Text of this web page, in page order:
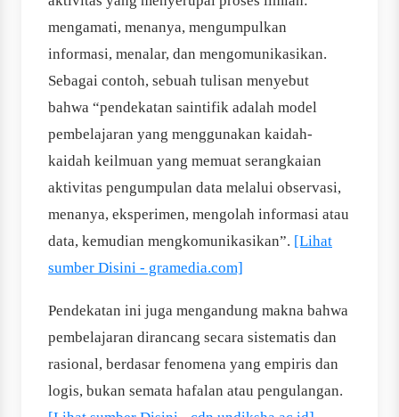
mengamati, menanya, mengumpulkan
informasi, menalar, dan mengomunikasikan.
Sebagai contoh, sebuah tulisan menyebut
bahwa “pendekatan saintifik adalah model
pembelajaran yang menggunakan kaidah-
kaidah keilmuan yang memuat serangkaian
aktivitas pengumpulan data melalui observasi,
menanya, eksperimen, mengolah informasi atau
data, kemudian mengkomunikasikan”. [Lihat
sumber Disini - gramedia.com]
Pendekatan ini juga mengandung makna bahwa
pembelajaran dirancang secara sistematis dan
rasional, berdasar fenomena yang empiris dan
logis, bukan semata hafalan atau pengulangan.